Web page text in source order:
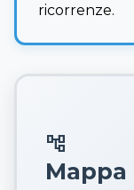
ricorrenze.
account_tree